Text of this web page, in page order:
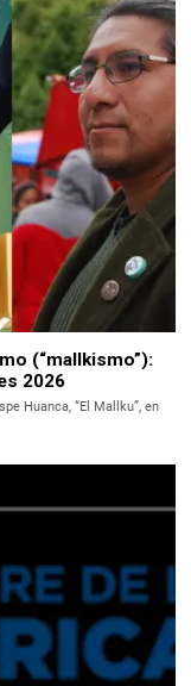
(“mallkismo”):
2026
Huanca, “El Mallku”, en